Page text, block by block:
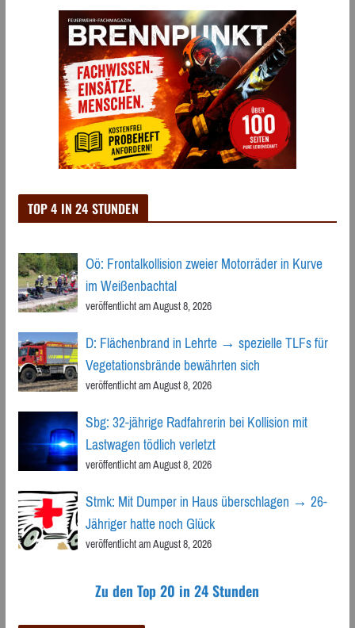
TOP 4 IN 24 STUNDEN
Oö: Frontalkollision zweier Motorräder in Kurve
im Weißenbachtal
veröffentlicht am August 8, 2026
D: Flächenbrand in Lehrte → spezielle TLFs für
Vegetationsbrände bewährten sich
veröffentlicht am August 8, 2026
Sbg: 32-jährige Radfahrerin bei Kollision mit
Lastwagen tödlich verletzt
veröffentlicht am August 8, 2026
Stmk: Mit Dumper in Haus überschlagen → 26-
Jähriger hatte noch Glück
veröffentlicht am August 8, 2026
Zu den Top 20 in 24 Stunden